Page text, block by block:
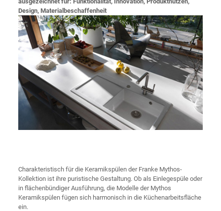
Design, Materialbeschaffenheit
Charakteristisch für die Keramikspülen der Franke Mythos-
Kollektion ist ihre puristische Gestaltung. Ob als Einlegespüle oder
in flächenbündiger Ausführung, die Modelle der Mythos
Keramikspülen fügen sich harmonisch in die Küchenarbeitsfläche
ein.